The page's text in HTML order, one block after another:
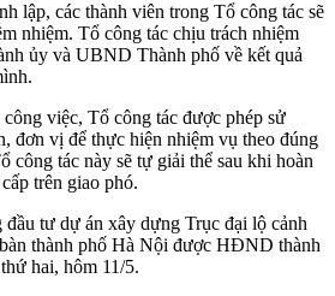
lập, các thành viên trong Tổ công tác sẽ
nhiệm. Tổ công tác chịu trách nhiệm
ủy và UBND Thành phố về kết quả
việc, Tổ công tác được phép sử
đơn vị để thực hiện nhiệm vụ theo đúng
công tác này sẽ tự giải thể sau khi hoàn
trên giao phó.
tư dự án xây dựng Trục đại lộ cảnh
thành phố Hà Nội được HĐND thành
hai, hôm 11/5.